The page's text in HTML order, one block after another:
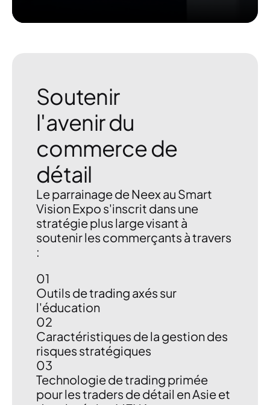
Soutenir
l'avenir du
commerce de
détail
Le parrainage de Neex au Smart
Vision Expo s'inscrit dans une
stratégie plus large visant à
soutenir les commerçants à travers
:
01
Outils de trading axés sur
l'éducation
02
Caractéristiques de la gestion des
risques stratégiques
03
Technologie de trading primée
pour les traders de détail en Asie et